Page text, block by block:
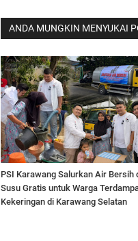
ANDA MUNGKIN MENYUKAI
PSI Karawang Salurkan Air Bersih
Susu Gratis untuk Warga
Kekeringan di Karawang Selatan